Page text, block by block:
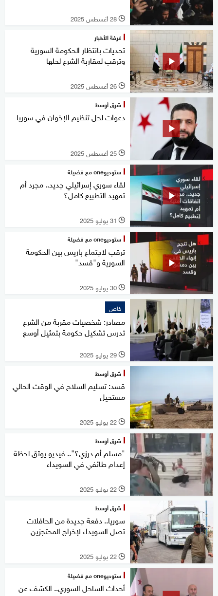
l 28 أغسطس 2025
غرفة الأخبار
تحديات بانتظار الحكومة السورية
وترقب لمقاربة الشرع لحلها
l 26 أغسطس 2025
شرق أوسط
دعوات لحل تنظيم الإخوان في سوريا
l 25 أغسطس 2025
ستوديوone مع فضيلة
لقاء سوري إسرائيلي جديد.. مجرد أم
تمهيد التطبيع كامل؟
l 31 يوليو 2025
ستوديوone مع فضيلة
ترقب لاجتماع باريس بين الحكومة
السورية و"قسد"
l 30 يوليو 2025
خاص
مصادر: شخصيات مقربة من الشرع
تدرس تشكيل حكومة بتمثيل أوسع
l 29 يوليو 2025
شرق أوسط
قسد: تسليم السلاح في الوقت الحالي
مستحيل
l 22 يوليو 2025
شرق أوسط
"مسلم أم درزي؟".. فيديو يوثق لحظة
إعدام طائفي في السويداء
l 22 يوليو 2025
شرق أوسط
سوريا.. دفعة جديدة من الحافلات
تصل السويداء لإخراج المحتجزين
l 22 يوليو 2025
ستوديوone مع فضيلة
أحداث الساحل السوري.. الكشف عن